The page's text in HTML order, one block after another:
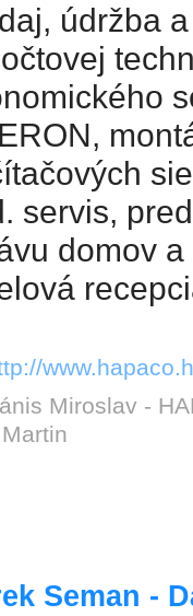
údržba
servis,
domov
Miroslav -
Seman -